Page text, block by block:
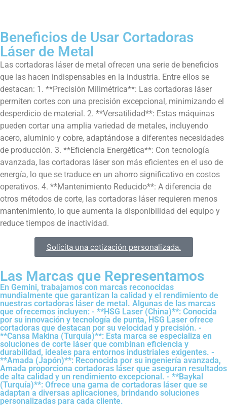
Beneficios de Usar Cortadoras
Láser de Metal
Las cortadoras láser de metal ofrecen una serie de beneficios
que las hacen indispensables en la industria. Entre ellos se
destacan: 1. **Precisión Milimétrica**: Las cortadoras láser
permiten cortes con una precisión excepcional, minimizando el
desperdicio de material. 2. **Versatilidad**: Estas máquinas
pueden cortar una amplia variedad de metales, incluyendo
acero, aluminio y cobre, adaptándose a diferentes necesidades
de producción. 3. **Eficiencia Energética**: Con tecnología
avanzada, las cortadoras láser son más eficientes en el uso de
energía, lo que se traduce en un ahorro significativo en costos
operativos. 4. **Mantenimiento Reducido**: A diferencia de
otros métodos de corte, las cortadoras láser requieren menos
mantenimiento, lo que aumenta la disponibilidad del equipo y
reduce tiempos de inactividad.
Solicita una cotización personalizada.
Las Marcas que Representamos​
En Gemini, trabajamos con marcas reconocidas
mundialmente que garantizan la calidad y el rendimiento de
nuestras cortadoras láser de metal. Algunas de las marcas
que ofrecemos incluyen: - **HSG Laser (China)**: Conocida
por su innovación y tecnología de punta, HSG Laser ofrece
cortadoras que destacan por su velocidad y precisión. -
**Cansa Makina (Turquía)**: Esta marca se especializa en
soluciones de corte láser que combinan eficiencia y
durabilidad, ideales para entornos industriales exigentes. -
**Amada (Japón)**: Reconocida por su ingeniería avanzada,
Amada proporciona cortadoras láser que aseguran resultados
de alta calidad y un rendimiento excepcional. - **Baykal
(Turquía)**: Ofrece una gama de cortadoras láser que se
adaptan a diversas aplicaciones, brindando soluciones
personalizadas para cada cliente.